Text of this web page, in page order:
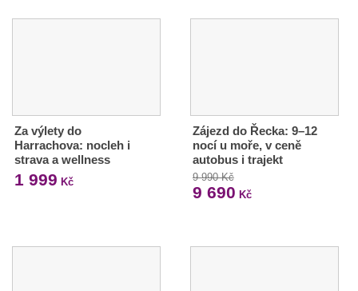
Za výlety do
Harrachova: nocleh i
strava a wellness
1 999 Kč
Zájezd do Řecka: 9–12
nocí u moře, v ceně
autobus i trajekt
9 990 Kč
9 690 Kč